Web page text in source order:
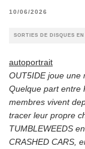
10/06/2026
SORTIES DE DISQUES
autoportrait
OUT5IDE joue
Quelque part entre
membres vivent
tracer leur propre
TUMBLEWEEDS
CRASHED CARS,